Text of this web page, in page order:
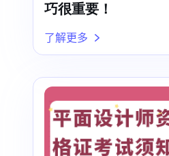
巧很重要！
了解更多